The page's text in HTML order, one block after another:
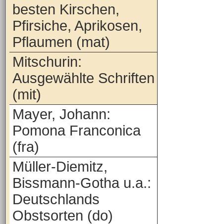
besten Kirschen,
Pfirsiche, Aprikosen,
Pflaumen (mat)
Mitschurin:
Ausgewählte Schriften
(mit)
Mayer, Johann:
Pomona Franconica
(fra)
Müller-Diemitz,
Bissmann-Gotha u.a.:
Deutschlands
Obstsorten (do)